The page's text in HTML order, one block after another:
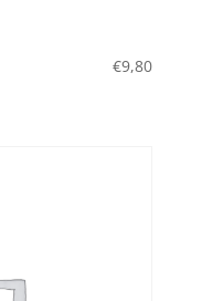
€9,80